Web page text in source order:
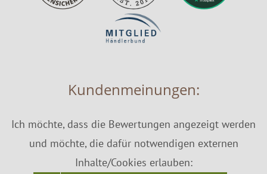
Kundenmeinungen:
Ich möchte, dass die Bewertungen angezeigt werden
und möchte, die dafür notwendigen externen
Inhalte/Cookies erlauben: